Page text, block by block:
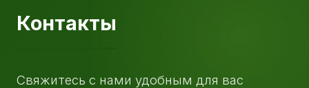
Контакты
Свяжитесь с нами удобным для вас